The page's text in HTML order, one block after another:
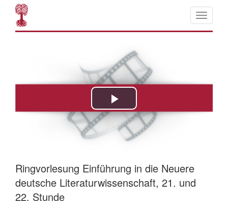
Ringvorlesung Einführung in die Neuere
deutsche Literaturwissenschaft, 21. und
22. Stunde